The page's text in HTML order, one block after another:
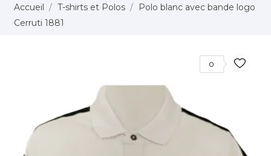
Accueil T-shirts et Polos
Polo blanc avec bande logo
Cerruti 1881
0